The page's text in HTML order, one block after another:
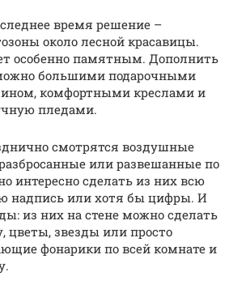
время решение –
около лесной красавицы.
особенно памятным. Дополнить
большими подарочными
комфортными креслами и
пледами.
смотрятся воздушные
или развешанные по
интересно сделать из них всю
надпись или хотя бы цифры. И
из них на стене можно сделать
цветы, звезды или просто
фонарики по всей комнате и